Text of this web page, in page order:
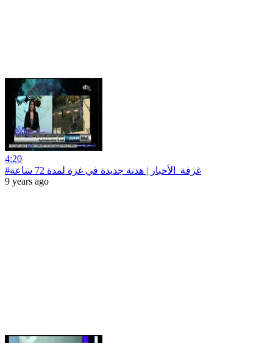
4:20
#غرفة_الأخبار | هدنة جديدة في غزة لمدة 72 ساعة
9 years ago